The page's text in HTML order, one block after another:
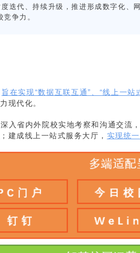
迭代、持续升级，推进形成数字化
争力。
旨在实现“数据互联互通”、“线上一站
现代化。
入省内外院校实地考察和沟通交流
；建成线上一站式服务大厅， 实现统